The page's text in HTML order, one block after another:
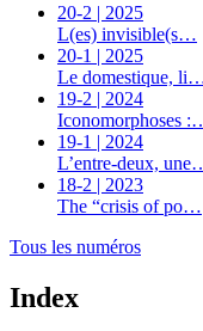
20-2 | 2025
L(es) invisible(s…
20-1 | 2025
Le domestique,
19-2 | 2024
Iconomorphoses
19-1 | 2024
L’entre-deux,
18-2 | 2023
The “crisis of po…
Tous les numéros
Index